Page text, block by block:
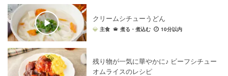
クリームシチューうどん
主食 煮る・煮込む 10分以内
残り物が一気に華やかに♪ ビーフシチュー
オムライスのレシピ